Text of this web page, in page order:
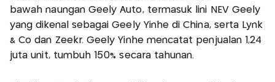
bawah naungan Geely Auto, termasuk lini NEV Geely
yang dikenal sebagai Geely Yinhe di China, serta Lynk
& Co dan Zeekr. Geely Yinhe mencatat penjualan 1,24
juta unit, tumbuh 150% secara tahunan.